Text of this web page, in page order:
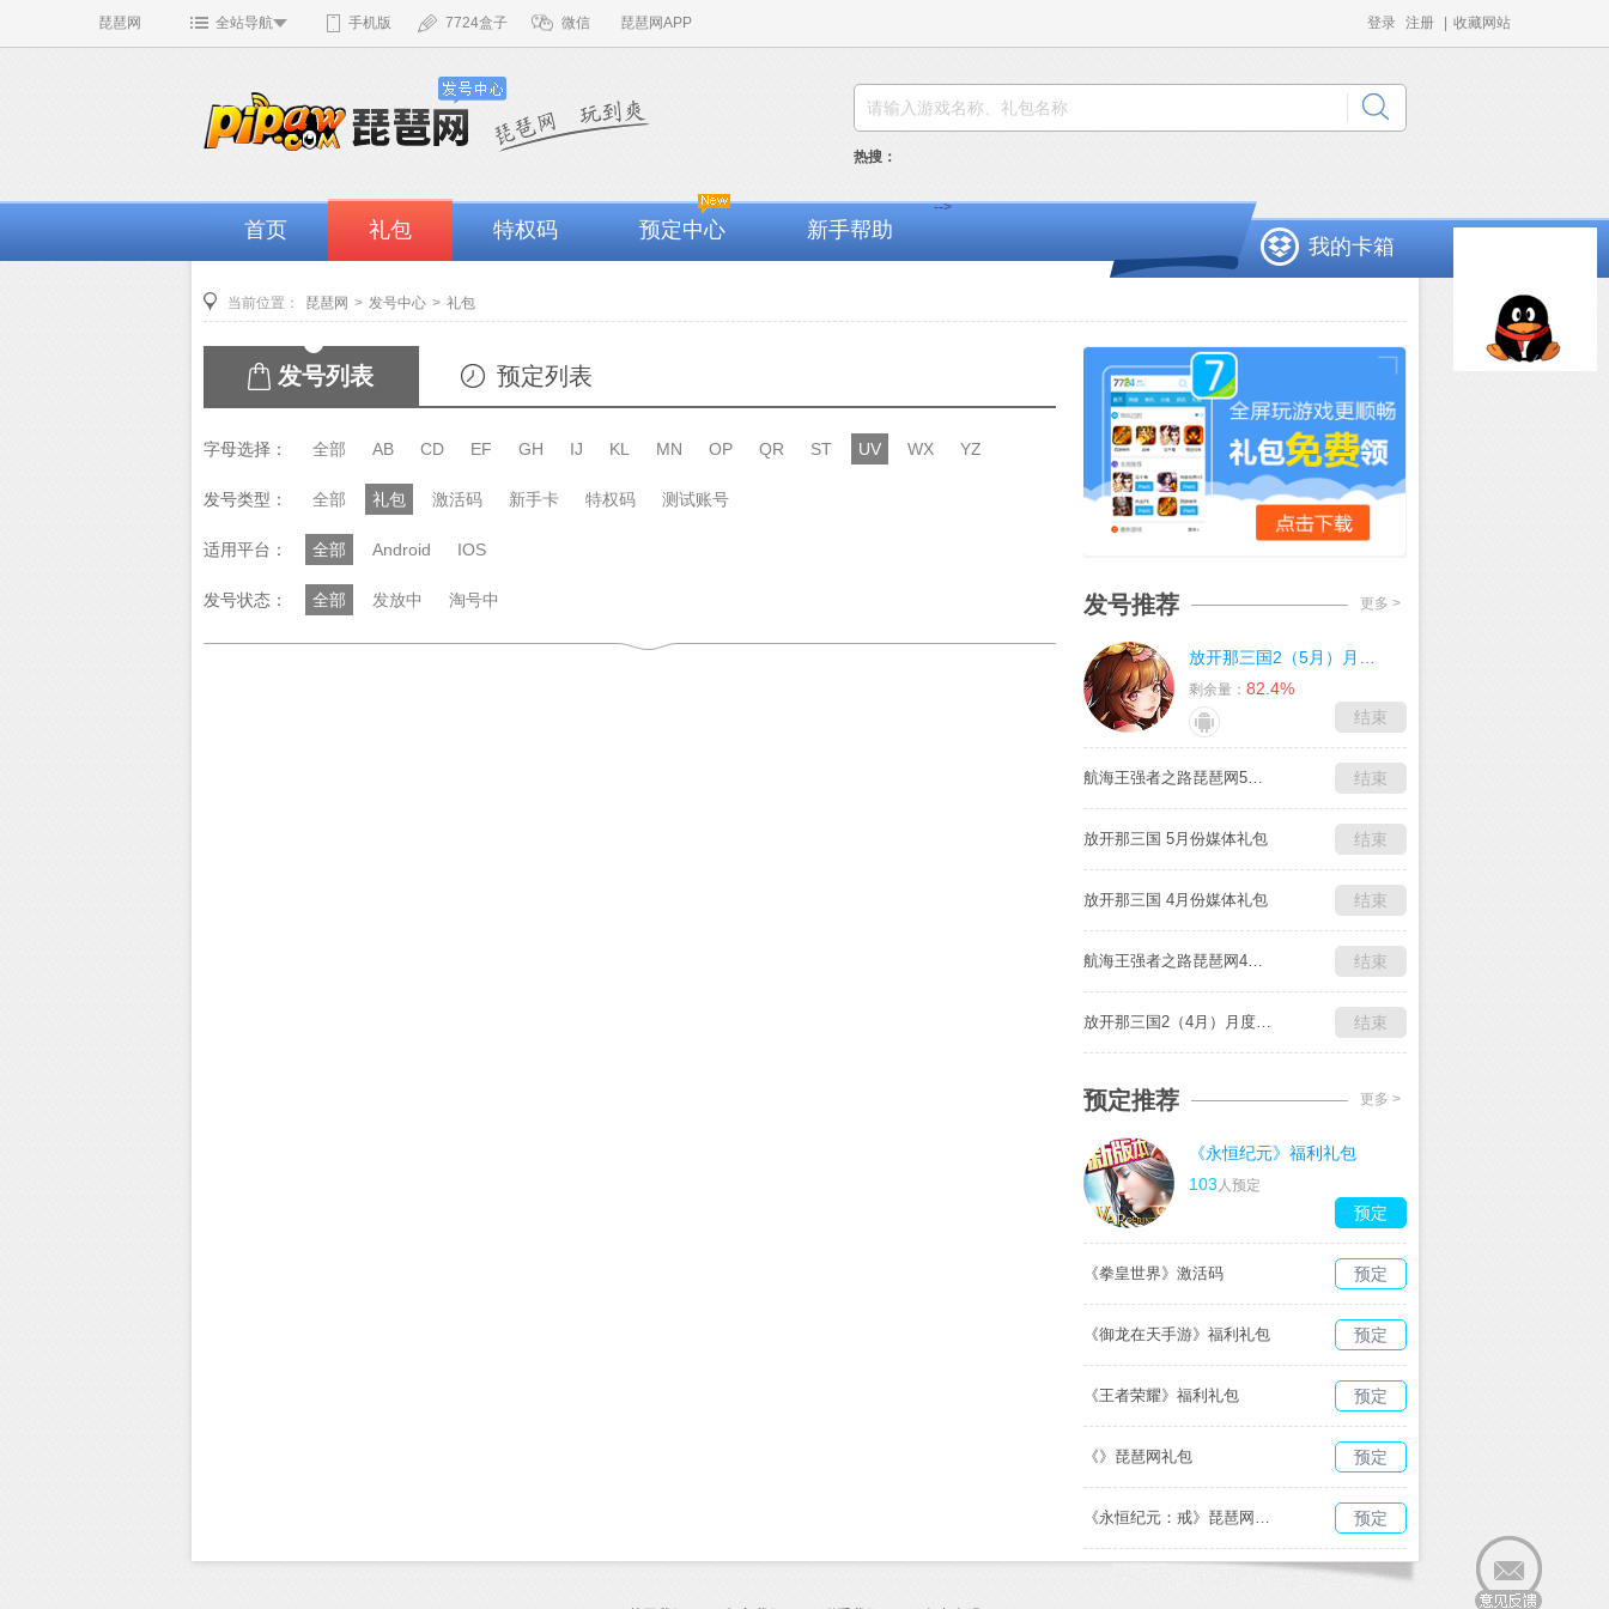
琵琶网 全站导航 手机版 微信 琵琶网APP
7724盒子 收藏网站
登录 注册
热搜：
首页 礼包 特权码 预定中心 新手帮助
-->
我的卡箱
当前位置： 琵琶网 > 发号中心 > 礼包
发号列表 预定列表
字母选择： 全部 AB CD EF GH IJ KL MN OP QR ST UV WX YZ
发号类型： 全部 礼包 激活码 新手卡 特权码 测试账号
适用平台： 全部 Android IOS
发号状态： 全部 发放中 淘号中 发号推荐 更多 >
剩余量： 82.4%
结束
航海王强者之路琵琶网5月媒体独家礼包 结束
放开那三国 5月份媒体礼包 结束
放开那三国 4月份媒体礼包 结束
航海王强者之路琵琶网4月媒体独家礼包 结束
放开那三国2（4月）月度礼包 结束
预定推荐 更多 >
《永恒纪元》福利礼包
103 人预定
预定
《拳皇世界》激活码 预定
《御龙在天手游》福利礼包 预定
《王者荣耀》福利礼包 预定
《》琵琶网礼包 预定
《永恒纪元：戒》琵琶网礼包 预定